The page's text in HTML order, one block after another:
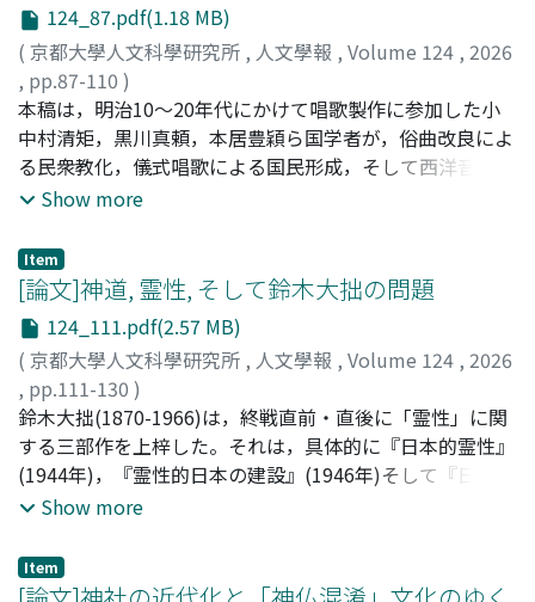
していた動物の「祟り」として解釈された。有楽斎の墓
は，消防夫や地域住民の保護を受けて火災からも守られ
た。そして，全焼を免れた隣接の貸座敷「碓井」の関係者
が中心となり，火元跡に創建したのが有楽稲荷ではないか
と考えられる。創建時期は奉納額の記載や，玉垣を奉納し
た役者の名乗り時期から，大正4年頃と推定される。有楽
稲荷の創建は，近代における土地の売買と乱開発のなか
を求めるという，極めて近代的な信仰創出の事例として位
置づけられる。
じる。①について，醍醐寺においては明治8年(1865)には
早くも豊臣秀吉の顕彰と醍醐寺史を関連付ける記録が見ら
れる。加えて文明18年(1486)以前の建築物調査において
も，秀吉の寄進による修理事績が調書に記され，明治時代
の秀吉顕彰の時流を取り入れた内容となっている。秀吉の
顕彰はその時代の美術表現の性格と重ねられ，明治21年
(1888)の「畿内宝物取調」においては，「豊公の桃山装
る。②の明治28年においては観光の観点から，京都の特徴
として藤原時代・鎌倉時代・室町時代・桃山時代が行政に
より設定される。この4つの時代を観光化するために，各
時代の遺構が存在する洛外を含めた京都地方=｢古都京都」
という認識が形成される。ここにおいて，桃山時代・桃山
文化という認識が一般化していく。③の歴史編纂の調査で
は，明治時代の中後期頃より，美術への関心を併せて記録
する様子が示される。この調査の中では，安土桃山時代に
とらわれず，秀吉と金碧の美術を桃山文化として関連づけ
る表現が見られる。それは歴史的な年代とは異なり，寛永
は，明治20年代において「装飾」・「豪気」・「威光」と
いった華やかな認識としての「桃山文化」が，日本の表象
124_87.pdf(1.18 MB)
( 京都大學人文科學研究所 , 人文學報 , Volume 124 , 2026
, pp.87-110 )
佐藤, 岳流;SATO, T.;サトウ, タケル
本稿は，明治10〜20年代にかけて唱歌製作に参加した小
中村清矩，黒川真頼，本居豊穎ら国学者が，俗曲改良によ
る民衆教化，儀式唱歌による国民形成，そして西洋音楽の
受容といった課題にいかなる姿勢をもって臨んだのか，彼
ら論じたものである。明治期の唱歌製作に関する研究蓄積
は厚く，主に音楽行政を主導した伊澤修二らの思想，ある
いは民衆教化や国民形成など唱歌が当時の社会に及ぼした
影響について論じられてきた。しかし，明治期に多数の唱
歌製作に参加した国学者たちが果たした役割は，これまで
十分に検討されてこなかった。本稿では明治10年代初頭の
東京府唱歌編製計画，明治20年代の祝日大祭日唱歌の製作
過程，東京音楽学校の演奏会で披露された西洋音楽と和歌
の融合による唱歌の製作に注目して，国学者が唱歌製作に
果たした役割を分析した。その結果，次の三つが明らかに
「俗」とされた要素を必ずしも排斥せず，雅俗を織り交ぜ
ようと試行錯誤を重ねたこと。第二に，祝日大祭日唱歌の
Show more
Item
[論文]神道, 霊性, そして鈴木大拙の問題
124_111.pdf(2.57 MB)
( 京都大學人文科學研究所 , 人文學報 , Volume 124 , 2026
, pp.111-130 )
ブリーン, ジョン;BREEN, J.
鈴木大拙(1870-1966)は，終戦直前・直後に「霊性」に関
する三部作を上梓した。それは，具体的に『日本的霊性』
(1944年)，『霊性的日本の建設』(1946年)そして『日本の
霊性化』(1947年)の3冊であるが，鈴木は，そこで敗戦後
覚」を触発することができるのは，浄土真宗以外にないと
論じる。この三部作で筆者がとりわけ注目したいのは，鈴
Show more
Item